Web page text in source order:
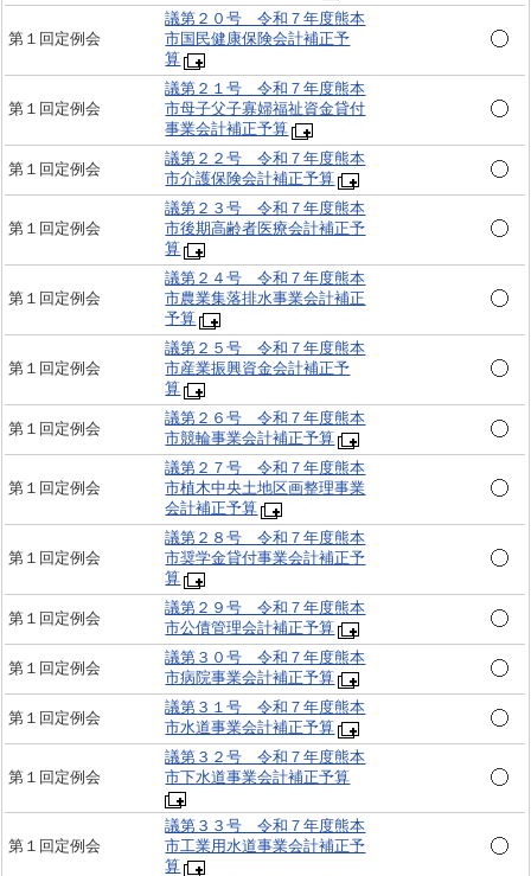
第１回定例会
議第２０号 令和７年度熊本
市国民健康保険会計補正予
算
第１回定例会
議第２１号 令和７年度熊本
市母子父子寡婦福祉資金貸付
事業会計補正予算
第１回定例会
議第２２号 令和７年度熊本
市介護保険会計補正予算
第１回定例会
議第２３号 令和７年度熊本
市後期高齢者医療会計補正予
算
第１回定例会
議第２４号 令和７年度熊本
市農業集落排水事業会計補正
予算
第１回定例会
議第２５号 令和７年度熊本
市産業振興資金会計補正予
算
第１回定例会
議第２６号 令和７年度熊本
市競輪事業会計補正予算
第１回定例会
議第２７号 令和７年度熊本
市植木中央土地区画整理事業
会計補正予算
第１回定例会
議第２８号 令和７年度熊本
市奨学金貸付事業会計補正予
算
第１回定例会
議第２９号 令和７年度熊本
市公債管理会計補正予算
第１回定例会
議第３０号 令和７年度熊本
市病院事業会計補正予算
第１回定例会
議第３１号 令和７年度熊本
市水道事業会計補正予算
第１回定例会
議第３２号 令和７年度熊本
市下水道事業会計補正予算
第１回定例会
議第３３号 令和７年度熊本
市工業用水道事業会計補正予
算